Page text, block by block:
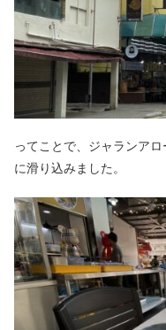
ってことで、ジャランア
に滑り込みました。